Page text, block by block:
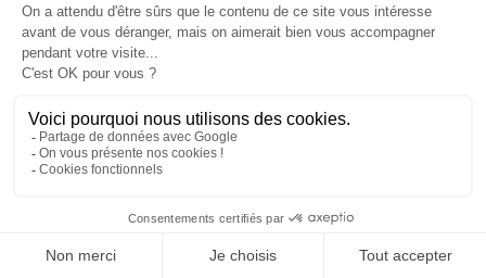
Sous-bock baptême Céloria